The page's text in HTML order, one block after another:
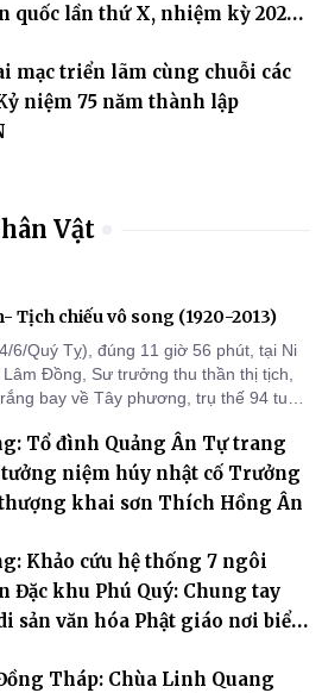
quốc lần thứ X, nhiệm kỳ 2026-
mạc triển lãm cùng chuỗi các
niệm 75 năm thành lập
Vật
Tịch chiếu vô song (1920-2013)
6/Quý Tỵ), đúng 11 giờ 56 phút, tại Ni
Đồng, Sư trưởng thu thần thị tịch,
bay về Tây phương, trụ thế 94 tuổi
Tổ đình Quảng Ân Tự trang
niệm húy nhật cố Trưởng
khai sơn Thích Hồng Ân
Khảo cứu hệ thống 7 ngôi
Đặc khu Phú Quý: Chung tay
sản văn hóa Phật giáo nơi biển
Tháp: Chùa Linh Quang